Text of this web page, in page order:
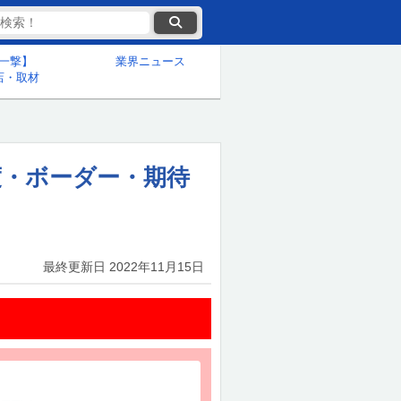
撃】
・取材
業界ニュース
ボーダー・期待
最終更新日 2022年11月15日